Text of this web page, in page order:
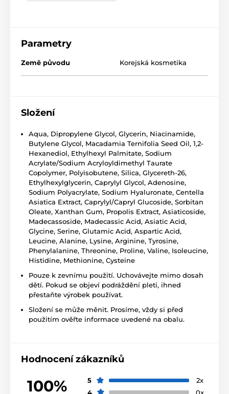
Parametry
Země původu Korejská kosmetika
Složení
Aqua, Dipropylene Glycol, Glycerin, Niacinamide,
Butylene Glycol, Macadamia Ternifolia Seed Oil, 1,2-
Hexanediol, Ethylhexyl Palmitate, Sodium
Acrylate/Sodium Acryloyldimethyl Taurate
Copolymer, Polyisobutene, Silica, Glycereth-26,
Ethylhexylglycerin, Caprylyl Glycol, Adenosine,
Sodium Polyacrylate, Sodium Hyaluronate, Centella
Asiatica Extract, Caprylyl/Capryl Glucoside, Sorbitan
Oleate, Xanthan Gum, Propolis Extract, Asiaticoside,
Madecassoside, Madecassic Acid, Asiatic Acid,
Glycine, Serine, Glutamic Acid, Aspartic Acid,
Leucine, Alanine, Lysine, Arginine, Tyrosine,
Phenylalanine, Threonine, Proline, Valine, Isoleucine,
Histidine, Methionine, Cysteine
Pouze k zevnímu použití. Uchovávejte mimo dosah
dětí. Pokud se objeví podráždění pleti, ihned
přestaňte výrobek používat.
Složení se může měnit. Prosíme, vždy si před
použitím ověřte informace uvedené na obalu.
Hodnocení zákazníků
100% 5
2x
4